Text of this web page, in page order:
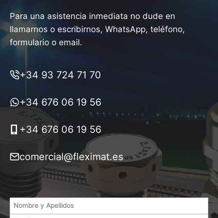
Para una asistencia inmediata no dude en
llamarnos o escribirnos, WhatsApp, teléfono,
formulario o email.
+34 93 724 71 70
+34 676 06 19 56
+34 676 06 19 56
comercial@fleximat.es